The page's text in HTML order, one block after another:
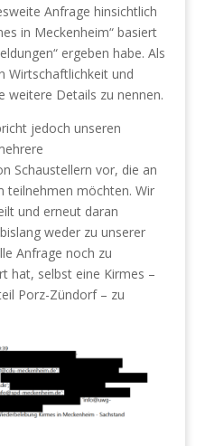
Anfrage hinsichtlich
in Meckenheim“ basiert
ergeben habe. Als
Wirtschaftlichkeit und
weitere Details zu nennen.
jedoch unseren
Schaustellern vor, die an
teilnehmen möchten. Wir
und erneut daran
weder zu unserer
Anfrage noch zu
hat, selbst eine Kirmes –
Porz-Zündorf – zu